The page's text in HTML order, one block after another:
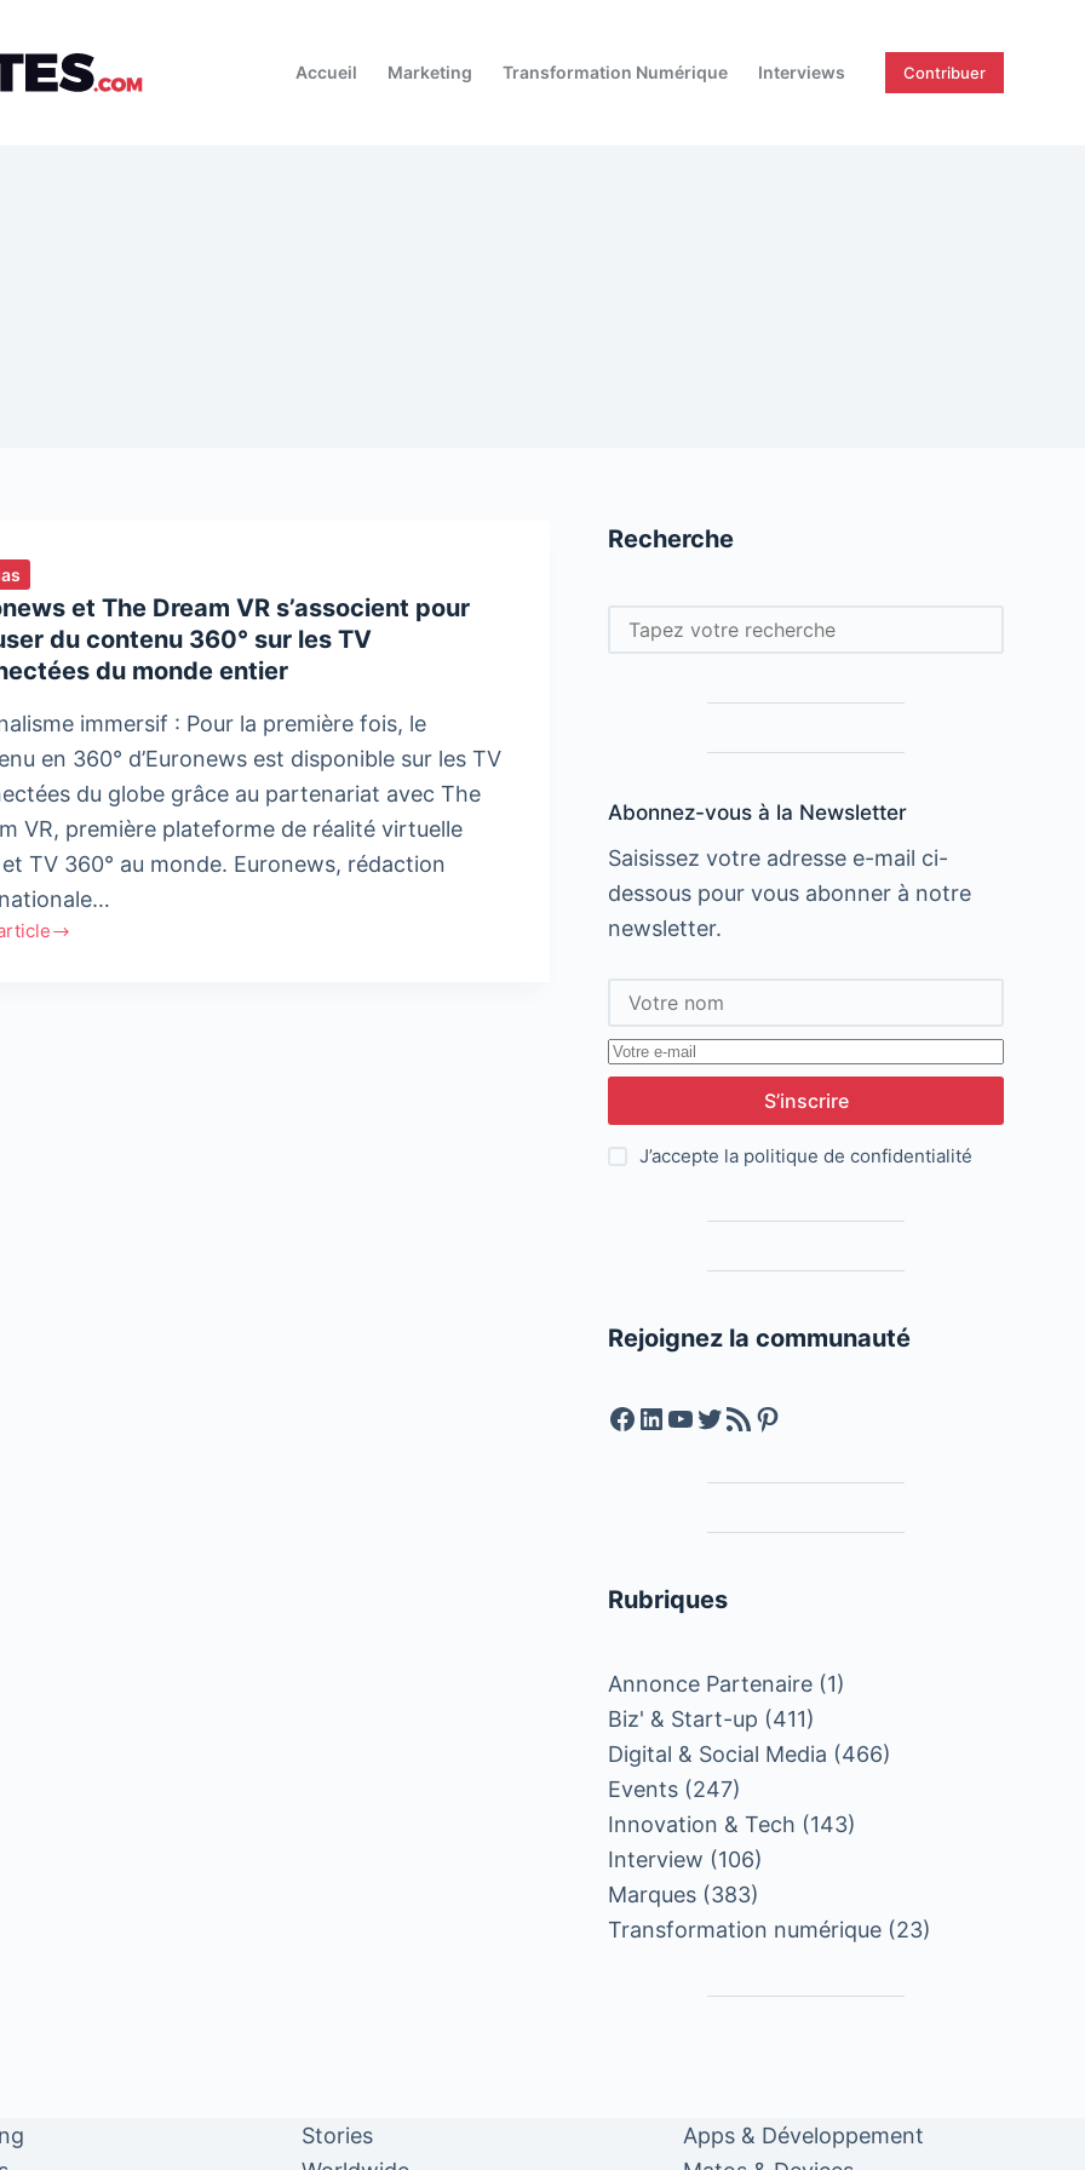
Accueil Marketing Transformation Numérique Interviews Contribuer
et The Dream VR s’associent pour
du contenu 360° sur les TV
du monde entier
immersif : Pour la première fois, le
en 360° d’Euronews est disponible sur les TV
du globe grâce au partenariat avec The
VR, première plateforme de réalité virtuelle
et TV 360° au monde. Euronews, rédaction
Recherche
Rechercher
Abonnez-vous à la Newsletter
Saisissez votre adresse e-mail ci-
dessous pour vous abonner à notre
newsletter.
S’inscrire
J’accepte la politique de confidentialité
Rejoignez la communauté
Facebook
LinkedIn
YouTube
Twitter
Feed RSSPinterest
Rubriques
Annonce Partenaire (1)
Biz' & Start-up (411)
Digital & Social Media (466)
Events (247)
Innovation & Tech (143)
Interview (106)
Marques (383)
Transformation numérique (23)
Stories
Apps & Développement